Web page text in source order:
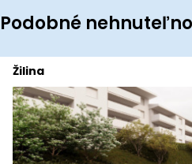
Podobné
Žilina